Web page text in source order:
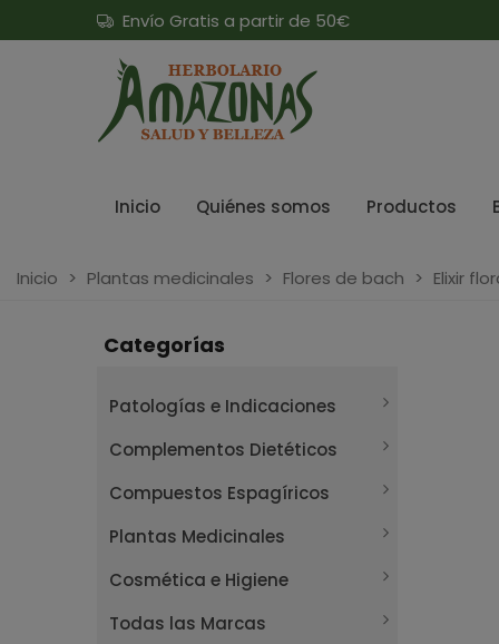
Envío Gratis a partir de 50€
Inicio Quiénes somos Productos
Inicio > Plantas medicinales > Flores de bach > Elixir
Categorías
Patologías e Indicaciones
Complementos Dietéticos
Compuestos Espagíricos
Plantas Medicinales
Cosmética e Higiene
Todas las Marcas